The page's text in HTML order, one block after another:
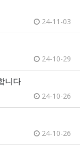
24-11-03
24-10-29
니다
24-10-26
24-10-26